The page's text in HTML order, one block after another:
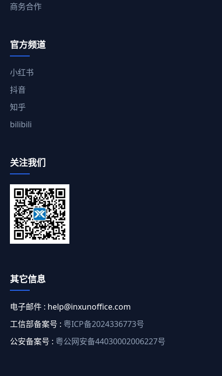
商务合作
官方频道
小红书
抖音
知乎
bilibili
关注我们
其它信息
电子邮件 : help@inxunoffice.com
工信部备案号 : 粤ICP备2024336773号
公安备案号 : 粤公网安备44030002006227号